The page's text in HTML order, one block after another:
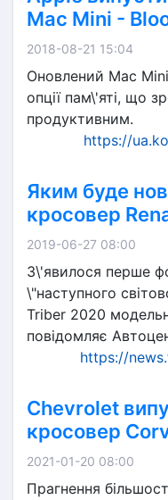
Mac Mini -
2018-08-21 15:04
Оновлений Mac
опції пам\'яті, що
продуктивним.
https://
Яким буде
кросовер
2019-06-27 08:00
З\'явилося перше
\"наступного
Triber 2020
повідомляє
https://
Chevrolet
кросовер
2021-01-20 08:00
Прагнення